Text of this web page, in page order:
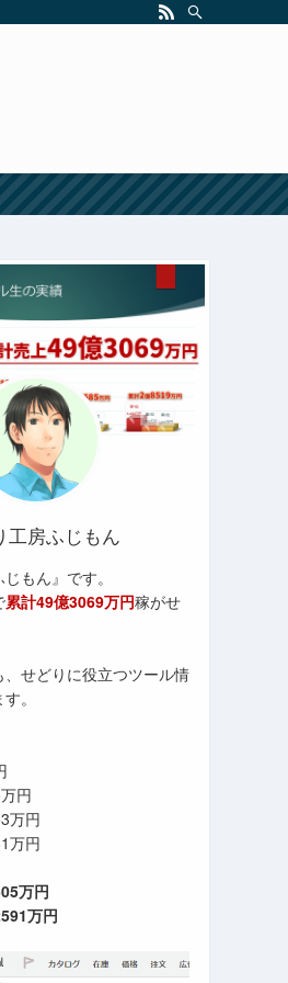
工房ふじもん
もん』です。
累計49億3069万円稼がせ
せどりに役立つツール情
。
円
万円
万円
万円
万円